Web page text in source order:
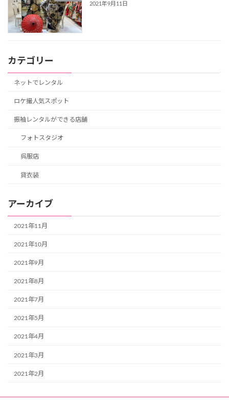
2021年9月11日
カテゴリー
ネットでレンタル
ロケ撮人気スポット
振袖レンタルができる店舗
フォトスタジオ
呉服店
貸衣装
アーカイブ
2021年11月
2021年10月
2021年9月
2021年8月
2021年7月
2021年5月
2021年4月
2021年3月
2021年2月